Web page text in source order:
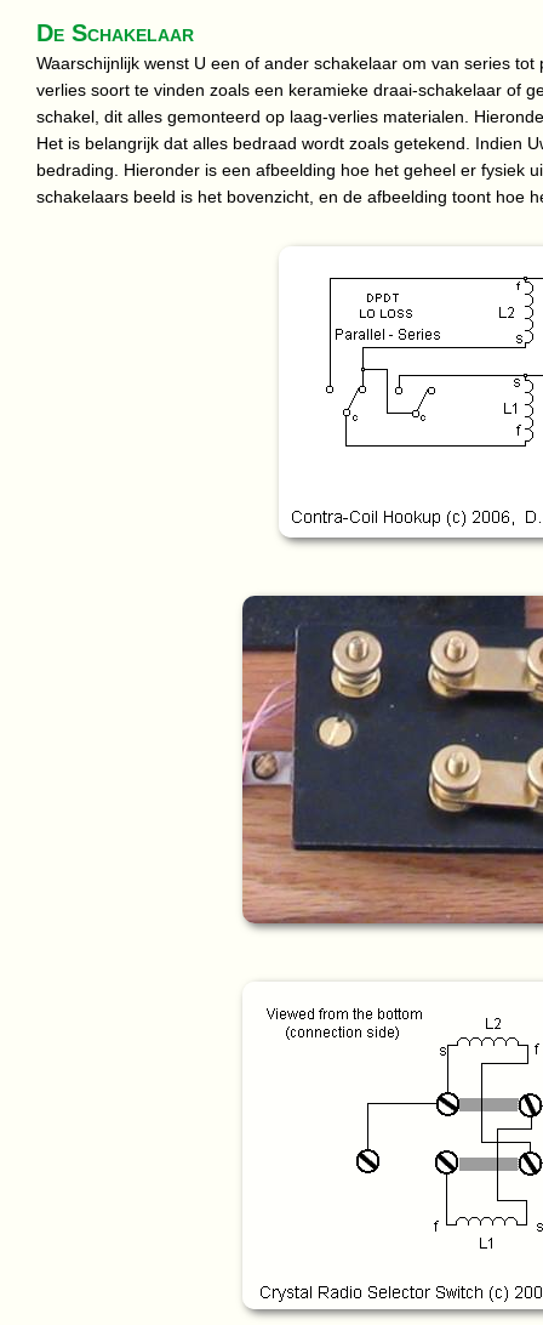
De Schakelaar
Waarschijnlijk wenst U een of ander schakelaar om van series
verlies soort te vinden zoals een keramieke draai-schakelaar of
schakel, dit alles gemonteerd op laag-verlies materialen.
Het is belangrijk dat alles bedraad wordt zoals getekend. Indien
bedrading. Hieronder is een afbeelding hoe het geheel er fysiek
schakelaars beeld is het bovenzicht, en de afbeelding toont hoe